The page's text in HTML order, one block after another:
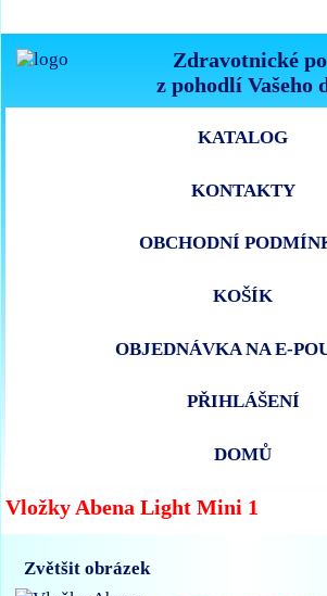
Zdravotnické
z pohodlí Vašeho
KATALOG
KONTAKTY
OBCHODNÍ
KOŠÍK
OBJEDNÁVKA NA E-
PŘIHLÁŠENÍ
DOMŮ
Vložky Abena Light Mini 1
Zvětšit obrázek